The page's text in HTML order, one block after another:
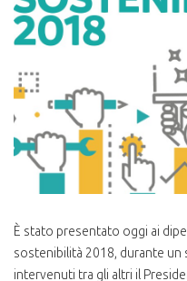
È stato presentato oggi ai
sostenibilità 2018, durante
intervenuti tra gli altri il